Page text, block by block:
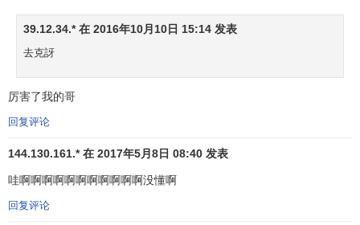
39.12.34.* 在 2016年10月10日 15:14 发表
去克訝
厉害了我的哥
回复评论
144.130.161.* 在 2017年5月8日 08:40 发表
哇啊啊啊啊啊啊啊啊啊啊啊没懂啊
回复评论